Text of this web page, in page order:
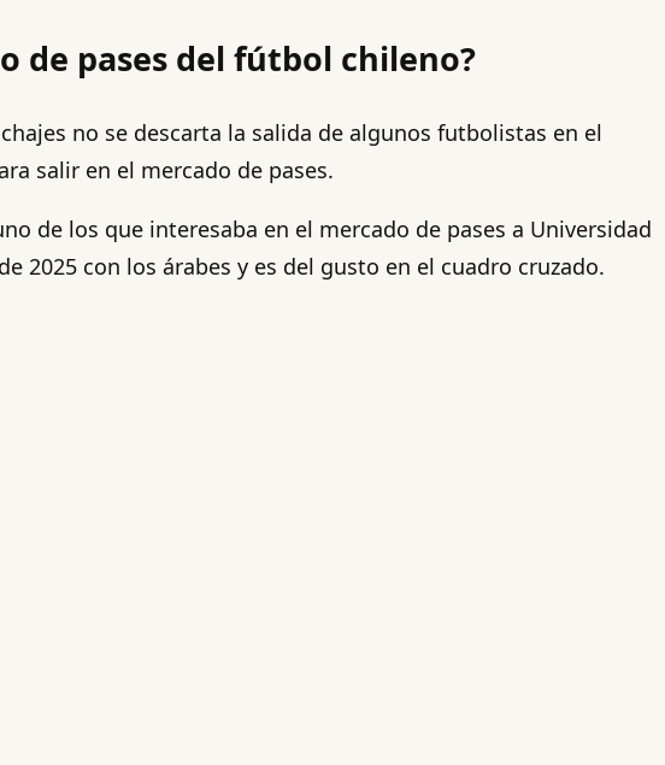
de pases del fútbol chileno?
no se descarta la salida de algunos futbolistas en el
salir en el mercado de pases.
de los que interesaba en el mercado de pases a Universidad
2025 con los árabes y es del gusto en el cuadro cruzado.